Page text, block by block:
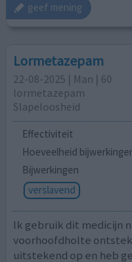
geef mening
Lormetazepam
22-08-2025 | Man | 60
lormetazepam
Slapeloosheid
Effectiviteit
Hoeveelheid
Bijwerkingen
verslavend
Ik gebruik dit medicijn
voorhoofdholte
uitstekend op en heb